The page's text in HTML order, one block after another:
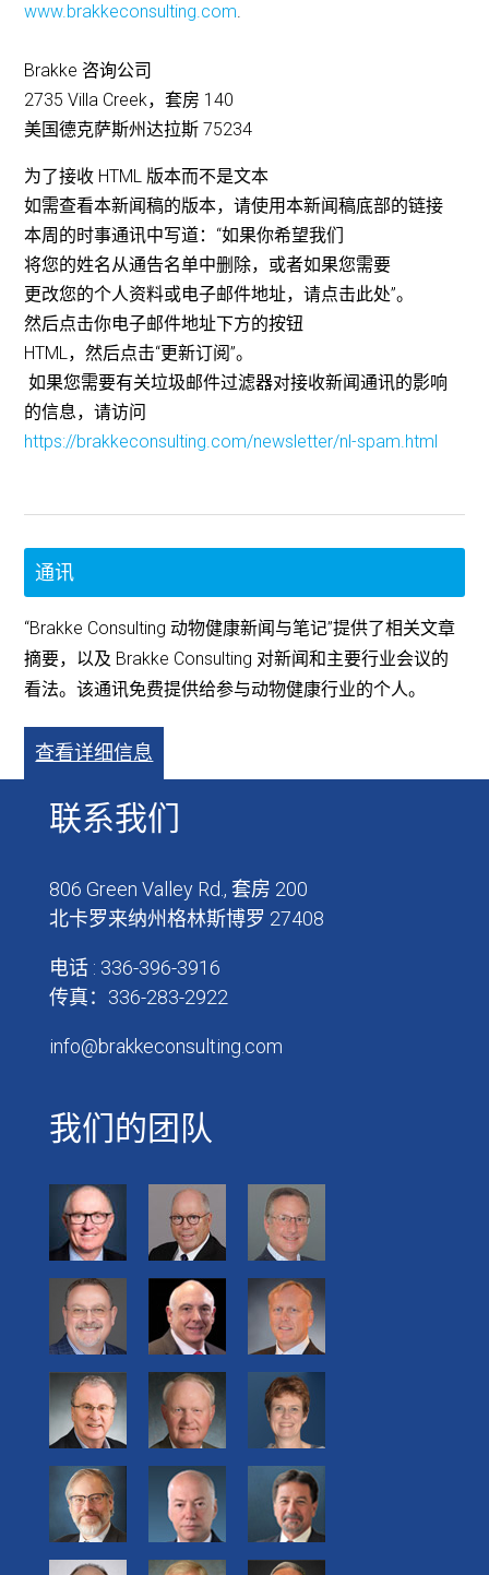
www.brakkeconsulting.com.
Brakke 咨询公司
2735 Villa Creek，套房 140
美国德克萨斯州达拉斯 75234
为了接收 HTML 版本而不是文本
如需查看本新闻稿的版本，请使用本新闻稿底部的链接
本周的时事通讯中写道：“如果你希望我们
将您的姓名从通告名单中删除，或者如果您需要
更改您的个人资料或电子邮件地址，请点击此处”。
然后点击你电子邮件地址下方的按钮
HTML，然后点击“更新订阅”。
如果您需要有关垃圾邮件过滤器对接收新闻通讯的影响
的信息，请访问
https://brakkeconsulting.com/newsletter/nl-spam.html
通讯
“Brakke Consulting 动物健康新闻与笔记”提供了相关文章
摘要，以及 Brakke Consulting 对新闻和主要行业会议的
看法。该通讯免费提供给参与动物健康行业的个人。
查看详细信息
联系我们
806 Green Valley Rd., 套房 200
北卡罗来纳州格林斯博罗 27408
电话 : 336-396-3916
传真：336-283-2922
info@brakkeconsulting.com
我们的团队